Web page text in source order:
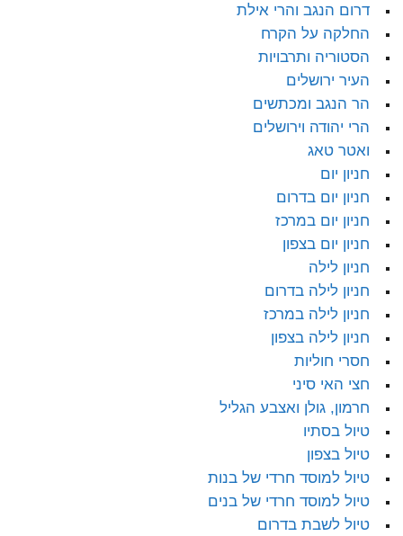
דרום הנגב והרי אילת
החלקה על הקרח
הסטוריה ותרבויות
העיר ירושלים
הר הנגב ומכתשים
הרי יהודה וירושלים
ואטר טאג
חניון יום
חניון יום בדרום
חניון יום במרכז
חניון יום בצפון
חניון לילה
חניון לילה בדרום
חניון לילה במרכז
חניון לילה בצפון
חסרי חוליות
חצי האי סיני
חרמון, גולן ואצבע הגליל
טיול בסתיו
טיול בצפון
טיול למוסד חרדי של בנות
טיול למוסד חרדי של בנים
טיול לשבת בדרום